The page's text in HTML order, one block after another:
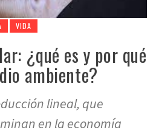
VIDA
¿qué es y por qué
ambiente?
lineal, que
en la economía